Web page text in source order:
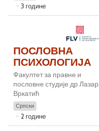
3 године
ПОСЛОВНА
ПСИХОЛОГИЈА
Факултет за правне и
пословне студије др Лазар
Вркатић
Српски
2 године